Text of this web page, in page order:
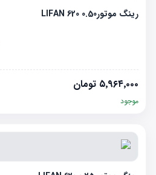
رینگ موتور0.50 LIFAN 620
۵٬۹۶۴٬۰۰۰ تومان
موجود